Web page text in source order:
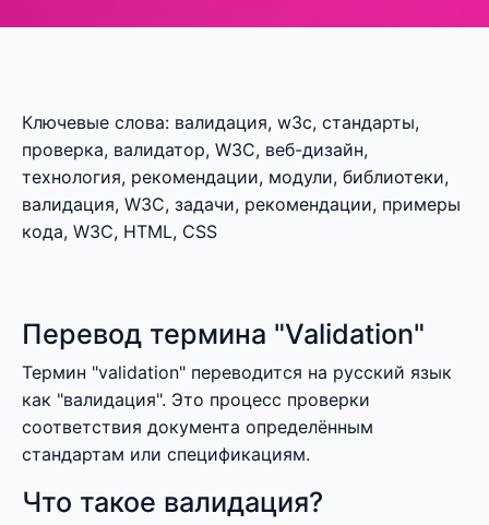
Ключевые слова: валидация, w3c, стандарты,
проверка, валидатор, W3C, веб-дизайн,
технология, рекомендации, модули, библиотеки,
валидация, W3C, задачи, рекомендации, примеры
кода, W3C, HTML, CSS
Перевод термина "Validation"
Термин "validation" переводится на русский язык
как "валидация". Это процесс проверки
соответствия документа определённым
стандартам или спецификациям.
Что такое валидация?